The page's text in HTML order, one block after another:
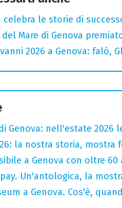
celebra le storie di
Mare di Genova
2026 a Genova: falò,
Genova: nell'estate 2026
la nostra storia, mostra
a Genova con oltre
Un'antologica, la
a Genova. Cos'è,